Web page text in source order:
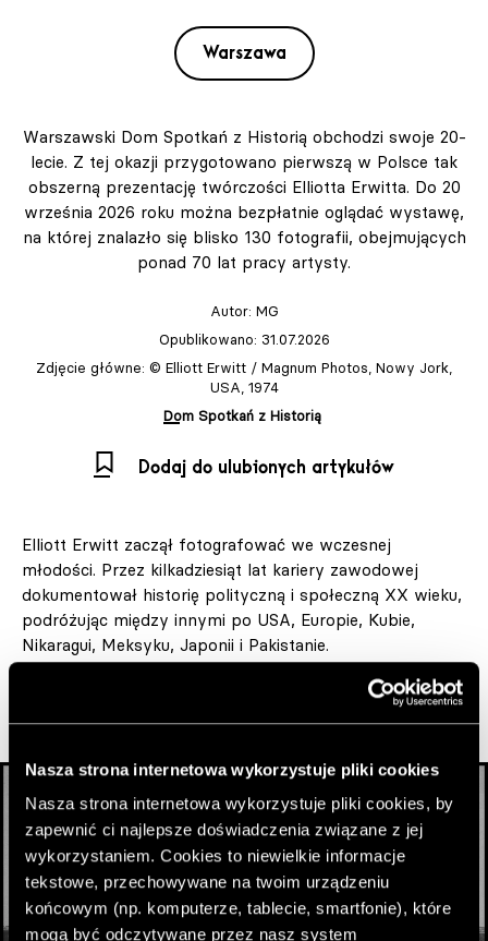
Nasza strona internetowa wykorzystuje pliki cookies
Nasza strona internetowa wykorzystuje pliki cookies, by
zapewnić ci najlepsze doświadczenia związane z jej
wykorzystaniem. Cookies to niewielkie informacje
tekstowe, przechowywane na twoim urządzeniu
końcowym (np. komputerze, tablecie, smartfonie), które
mogą być odczytywane przez nasz system
Warszawa
Warszawski Dom Spotkań z Historią obchodzi swoje 20-
lecie. Z tej okazji przygotowano pierwszą w Polsce tak
obszerną prezentację twórczości Elliotta Erwitta. Do 20
września 2026 roku można bezpłatnie oglądać wystawę,
na której znalazło się blisko 130 fotografii, obejmujących
ponad 70 lat pracy artysty.
Autor: MG
Opublikowano: 31.07.2026
Zdjęcie główne: © Elliott Erwitt / Magnum Photos, Nowy Jork,
USA, 1974
Dom Spotkań z Historią
Dodaj do ulubionych artykułów
Elliott Erwitt zaczął fotografować we wczesnej
młodości. Przez kilkadziesiąt lat kariery zawodowej
dokumentował historię polityczną i społeczną XX wieku,
podróżując między innymi po USA, Europie, Kubie,
Nikaragui, Meksyku, Japonii i Pakistanie.